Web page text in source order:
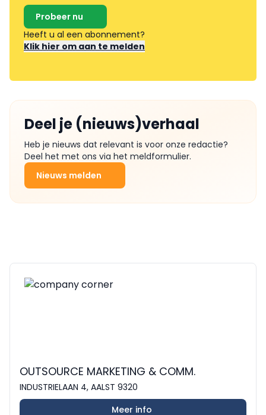
Probeer nu
Heeft u al een abonnement?
Klik hier om aan te melden
Deel je (nieuws)verhaal
Heb je nieuws dat relevant is voor onze redactie?
Deel het met ons via het meldformulier.
Nieuws melden
OUTSOURCE MARKETING & COMM.
INDUSTRIELAAN 4, AALST 9320
Meer info